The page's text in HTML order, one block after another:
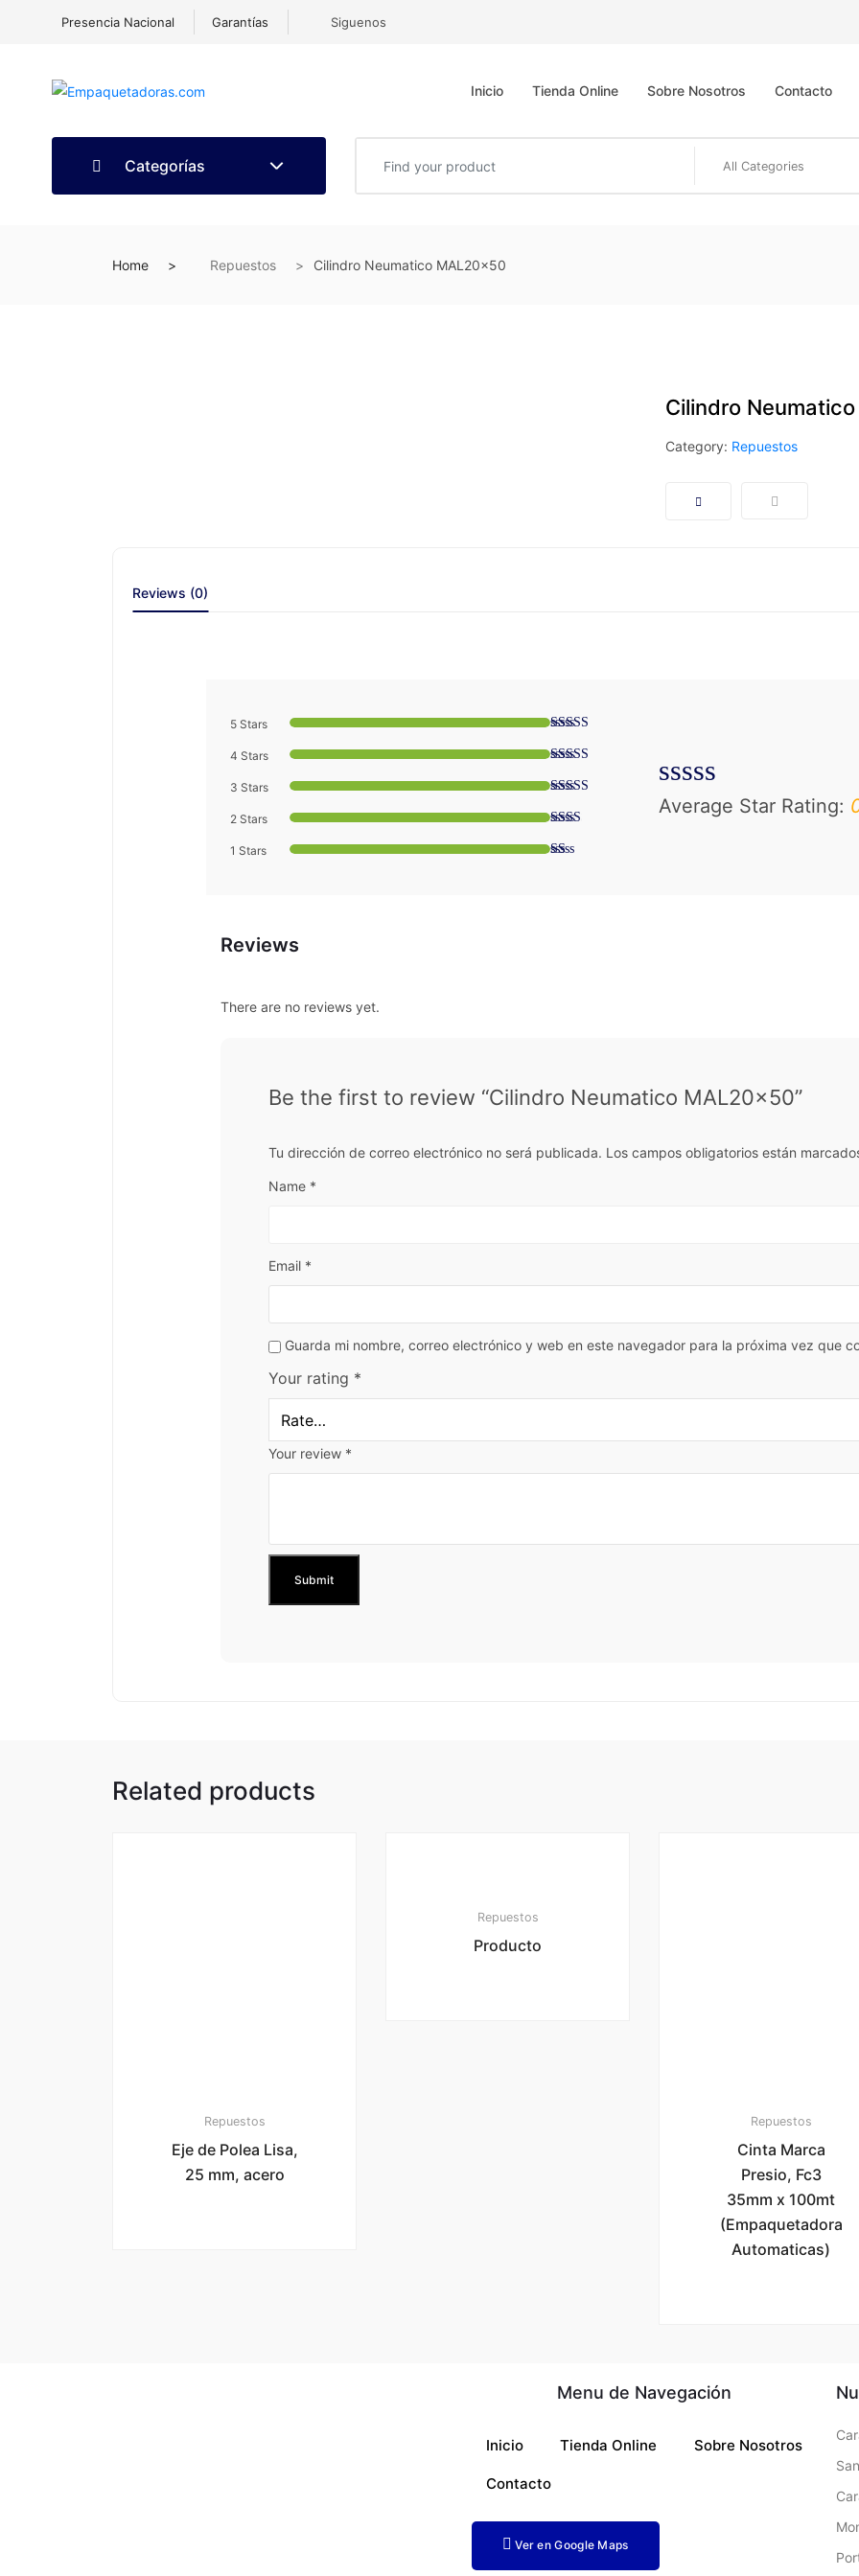
Presencia Nacional Garantías Siguenos
Inicio Tienda Online Sobre Nosotros Contacto
Categorías
Home Repuestos Cilindro Neumatico MAL20x50
Cilindro
Category: Repuestos
Reviews (0)
5 Stars
4 Stars
3 Stars
2 Stars
1 Stars
Average Star Rating:
Reviews
There are no reviews yet.
Be the first to review “Cilindro Neumatico MAL20x50”
Tu dirección de correo electrónico no será publicada. Los campos obligatorios están
Name *
Email *
Guarda mi nombre, correo electrónico y web en este navegador para la próxima vez que
Your rating *
Your review *
Related products
Repuestos
Eje de Polea Lisa,
25 mm, acero
Repuestos
Producto
Repuestos
Cinta Marca
Presio, Fc3
35mm x 100mt
(Empaquetadora
Automaticas)
Menu de Navegación
Inicio Tienda Online Sobre Nosotros
Contacto
Ver en Google Maps